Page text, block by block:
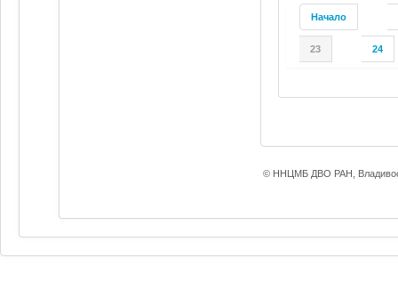
Начало
23 24
© ННЦМБ ДВО РАН,